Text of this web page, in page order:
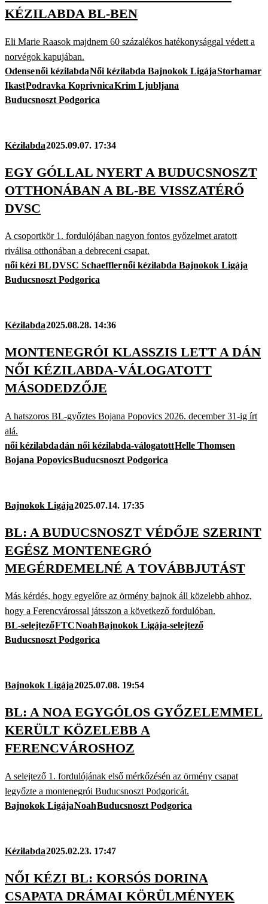
KÉZILABDA BL-BEN
Eli Marie Raasok majdnem 60 százalékos hatékonysággal védett a
norvégok kapujában.
Odensenői kézilabdaNői kézilabda Bajnokok LigájaStorhamar
IkastPodravka KoprivnicaKrim Ljubljana
Buducsnoszt Podgorica
Kézilabda2025.09.07. 17:34
EGY GÓLLAL NYERT A BUDUCSNOSZT
OTTHONÁBAN A BL-BE VISSZATÉRŐ
DVSC
A csoportkör 1. fordulójában nagyon fontos győzelmet aratott
riválisa otthonában a debreceni csapat.
női kézi BLDVSC Schaefflernői kézilabda Bajnokok Ligája
Buducsnoszt Podgorica
Kézilabda2025.08.28. 14:36
MONTENEGRÓI KLASSZIS LETT A DÁN
NŐI KÉZILABDA-VÁLOGATOTT
MÁSODEDZŐJE
A hatszoros BL-győztes Bojana Popovics 2026. december 31-ig írt
alá.
női kézilabdadán női kézilabda-válogatottHelle Thomsen
Bojana PopovicsBuducsnoszt Podgorica
Bajnokok Ligája2025.07.14. 17:35
BL: A BUDUCSNOSZT VÉDŐJE SZERINT
EGÉSZ MONTENEGRÓ
MEGÉRDEMELNÉ A TOVÁBBJUTÁST
Más kérdés, hogy egyelőre az örmény bajnok áll közelebb ahhoz,
hogy a Ferencvárossal játsszon a következő fordulóban.
BL-selejtezőFTCNoahBajnokok Ligája-selejtező
Buducsnoszt Podgorica
Bajnokok Ligája2025.07.08. 19:54
BL: A NOA EGYGÓLOS GYŐZELEMMEL
KERÜLT KÖZELEBB A
FERENCVÁROSHOZ
A selejtező 1. fordulójának első mérkőzésén az örmény csapat
legyőzte a montenegrói Buducsnoszt Podgoricát.
Bajnokok LigájaNoahBuducsnoszt Podgorica
Kézilabda2025.02.23. 17:47
NŐI KÉZI BL: KORSÓS DORINA
CSAPATA DRÁMAI KÖRÜLMÉNYEK